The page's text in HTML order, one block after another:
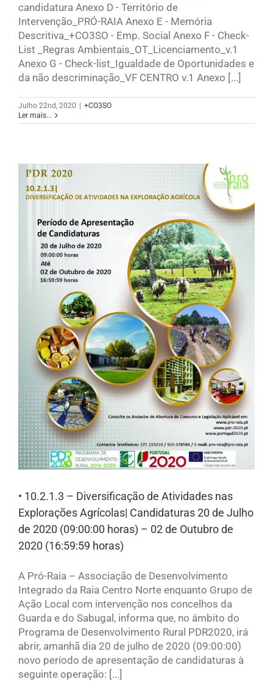
candidatura Anexo D - Território de
Intervenção_PRÓ-RAIA Anexo E - Memória
Descritiva_+CO3SO - Emp. Social Anexo F - Check-
List _Regras Ambientais_OT_Licenciamento_v.1
Anexo G - Check-list_Igualdade de Oportunidades e
da não descriminação_VF CENTRO v.1 Anexo [...]
Julho 22nd, 2020 | +CO3SO
Ler mais...
• 10.2.1.3 – Diversificação de Atividades nas
Explorações Agrícolas| Candidaturas 20 de Julho
de 2020 (09:00:00 horas) – 02 de Outubro de
2020 (16:59:59 horas)
A Pró-Raia – Associação de Desenvolvimento
Integrado da Raia Centro Norte enquanto Grupo de
Ação Local com intervenção nos concelhos da
Guarda e do Sabugal, informa que, no âmbito do
Programa de Desenvolvimento Rural PDR2020, irá
abrir, amanhã dia 20 de julho de 2020 (09:00:00)
novo período de apresentação de candidaturas à
seguinte operação: [...]